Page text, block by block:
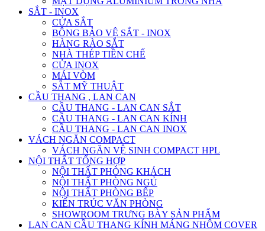
SẮT - INOX
CỬA SẮT
BÔNG BẢO VỆ SẮT - INOX
HÀNG RÀO SẮT
NHÀ THÉP TIỀN CHẾ
CỬA INOX
MÁI VÒM
SẮT MỸ THUẬT
CẦU THANG , LAN CAN
CẦU THANG - LAN CAN SẮT
CẦU THANG - LAN CAN KÍNH
CẦU THANG - LAN CAN INOX
VÁCH NGĂN COMPACT
VÁCH NGĂN VỆ SINH COMPACT HPL
NỘI THẤT TỔNG HỢP
NỘI THẤT PHÒNG KHÁCH
NỘI THẤT PHÒNG NGỦ
NỘI THẤT PHÒNG BẾP
KIẾN TRÚC VĂN PHÒNG
SHOWROOM TRƯNG BÀY SẢN PHẨM
LAN CAN CẦU THANG KÍNH MÁNG NHÔM COVER